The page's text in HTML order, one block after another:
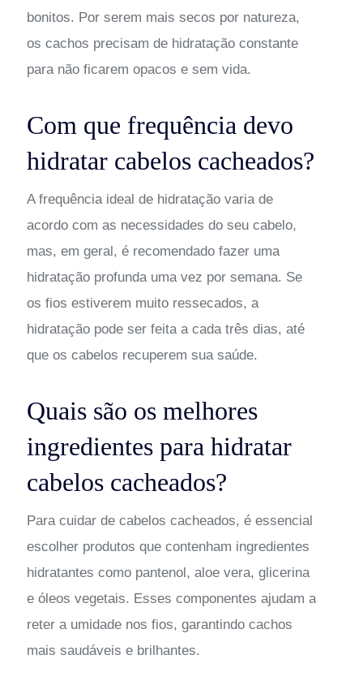
bonitos. Por serem mais secos por natureza,
os cachos precisam de hidratação constante
para não ficarem opacos e sem vida.
Com que frequência devo
hidratar cabelos cacheados?
A frequência ideal de hidratação varia de
acordo com as necessidades do seu cabelo,
mas, em geral, é recomendado fazer uma
hidratação profunda uma vez por semana. Se
os fios estiverem muito ressecados, a
hidratação pode ser feita a cada três dias, até
que os cabelos recuperem sua saúde.
Quais são os melhores
ingredientes para hidratar
cabelos cacheados?
Para cuidar de cabelos cacheados, é essencial
escolher produtos que contenham ingredientes
hidratantes como pantenol, aloe vera, glicerina
e óleos vegetais. Esses componentes ajudam a
reter a umidade nos fios, garantindo cachos
mais saudáveis e brilhantes.